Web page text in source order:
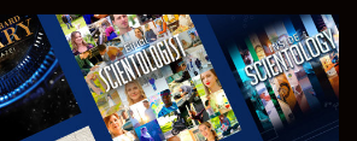
ΕΞΕΡΕΥΝΗΣΤΕ
ΤΗ ΣΕΙΡΑ